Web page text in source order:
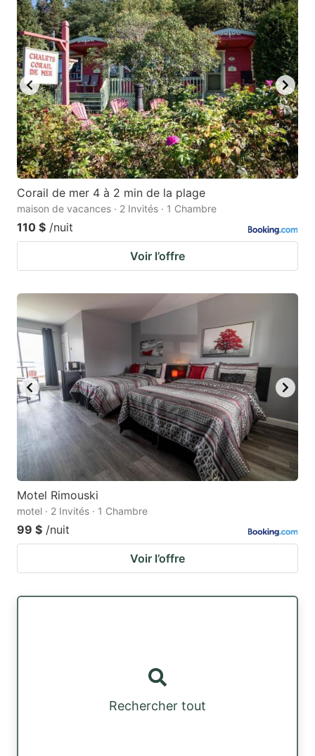
Corail de mer 4 à 2 min de la plage
maison de vacances · 2 Invités · 1 Chambre
110 $ /nuit
Voir l’offre
Motel Rimouski
motel · 2 Invités · 1 Chambre
99 $ /nuit
Voir l’offre
Rechercher tout